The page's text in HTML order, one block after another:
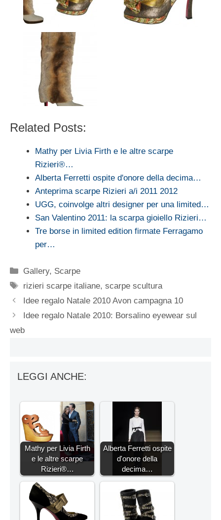
Related Posts:
Mathy per Livia Firth e le altre scarpe
Rizieri®…
Alberta Ferretti ospite d'onore della decima…
Anteprima scarpe Rizieri a/i 2011 2012
UGG, coinvolge altri designer per una limited…
San Valentino 2011: la scarpa gioiello Rizieri…
Tre borse in limited edition firmate Ferragamo
per…
Categorie
Gallery, Scarpe
Tag
rizieri scarpe italiane,scarpe scultura
Idee regalo Natale 2010 Avon campagna 10
Idee regalo Natale 2010: Borsalino eyewear sul
web
LEGGI ANCHE:
Mathy per Livia Firth
e le altre scarpe
Rizieri®…
Alberta Ferretti ospite
d'onore della
decima…